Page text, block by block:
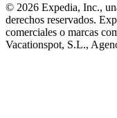
© 2026 Expedia, Inc.,
derechos reservados.
comerciales o marcas
Vacationspot, S.L.,